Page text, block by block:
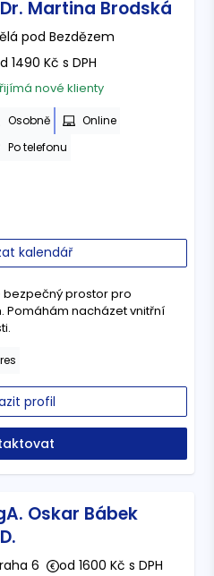
Martina Brodská
pod Bezdězem
1490 Kč s DPH
nové klienty
Osobně
Online
Po telefonu
kalendář
prostor pro
Pomáhám nacházet vnitřní
profil
Oskar Bábek
6
od 1600 Kč s DPH